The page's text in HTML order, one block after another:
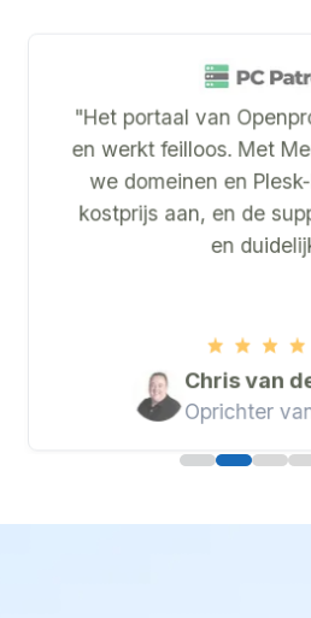
"Het portaal van
en werkt feilloos. Met
we domeinen en
kostprijs aan, en de
en
Chris van
Oprichter